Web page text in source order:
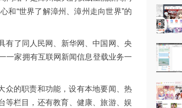
和“世界了解漳州、漳州走向世界”的
有了同人民网、新华网、中国网、央
一家拥有互联网新闻信息登载业务一
众的职责和功能，设有本地要闻、热
等栏目，还有教育、健康、旅游、娱